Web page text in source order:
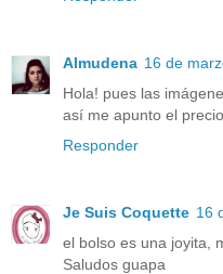
Almudena 16 de
Hola! pues las
así me apunto el
Responder
Je Suis Coquette 16
el bolso es una joyita,
Saludos guapa